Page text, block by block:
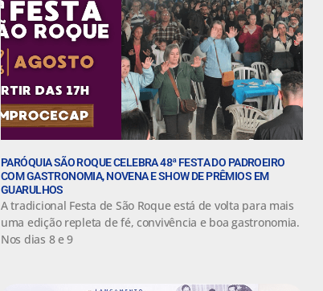
PARÓQUIA SÃO ROQUE CELEBRA 48ª FESTA DO PADROEIRO
COM GASTRONOMIA, NOVENA E SHOW DE PRÊMIOS EM
GUARULHOS
A tradicional Festa de São Roque está de volta para mais
uma edição repleta de fé, convivência e boa gastronomia.
Nos dias 8 e 9